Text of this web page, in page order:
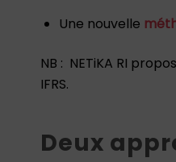
Une nouvelle
NB : NETiKA RI
IFRS.
Deux